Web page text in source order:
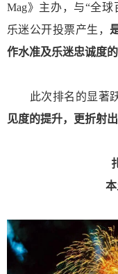
Mag》主办，与“全
乐迷公开投票产生，
作水准及乐迷忠诚度
此次排名的显著
见度的提升，更折射